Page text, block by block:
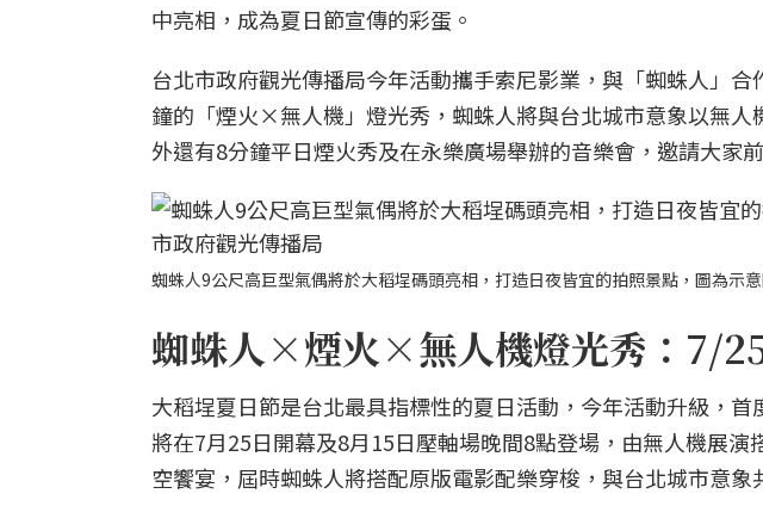
中亮相，成為夏日節宣傳的彩蛋。
台北市政府觀光傳播局今年活動攜手索尼影業，與「蜘蛛人」
鐘的「煙火×無人機」燈光秀，蜘蛛人將與台北城市意象以無人
外還有8分鐘平日煙火秀及在永樂廣場舉辦的音樂會，邀請大家
蜘蛛人9公尺高巨型氣偶將於大稻埕碼頭亮相，打造日夜皆宜的拍照景點，圖為示
蜘蛛人×煙火×無人機燈光秀：7/
大稻埕夏日節是台北最具指標性的夏日活動，今年活動升級，
將在7月25日開幕及8月15日壓軸場晚間8點登場，由無人機展
空饗宴，屆時蜘蛛人將搭配原版電影配樂穿梭，與台北城市意象